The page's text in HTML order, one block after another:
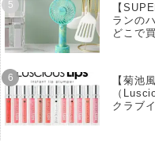
【
ランの
どこで
【菊池
（
クラブ